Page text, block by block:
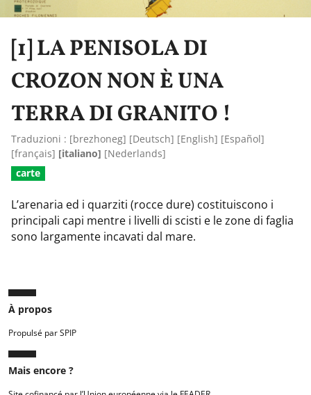
[1] LA PENISOLA DI
CROZON NON È UNA
TERRA DI GRANITO !
Traduzioni : [brezhoneg] [Deutsch] [English] [Español]
[français] [italiano] [Nederlands]
carte
L’arenaria ed i quarziti (rocce dure) costituiscono i
principali capi mentre i livelli di scisti e le zone di faglia
sono largamente incavati dal mare.
À propos
Propulsé par SPIP
Mais encore ?